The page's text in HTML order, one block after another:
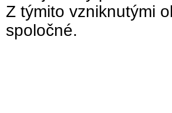
Z týmito vzniknutými
spoločné.